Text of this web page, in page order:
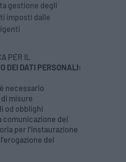
gestione degli
imposti dalle
PER IL
DEI DATI PERSONALI:
necessario
di misure
od obblighi
dei
per l’instaurazione
del